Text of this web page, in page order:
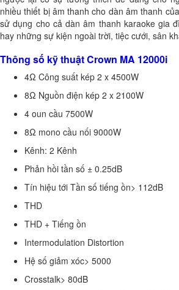
nhiều thiết bị âm thanh cho dàn âm thanh
sử dụng cho cả dàn âm thanh karaoke gia
hay những sự kiện ngoài trời, tiệc cưới, sân
Thông số kỹ thuật Crown MA 12000i
4Ω Công suất kép 2 x 4500W
8Ω Nguồn điện kép 2 x 2100W
4 oun cầu 7500W
8Ω mono cầu nối 9000W
Kênh: 2 Kênh
Phản hồi tần số ± 0.25dB
Tín hiệu tới Tần số tiếng ồn> 112dB
THD
THD + Tiếng ồn
Intermodulation Distortion
Hệ số giảm xóc> 5000
Crosstalk> 80dB